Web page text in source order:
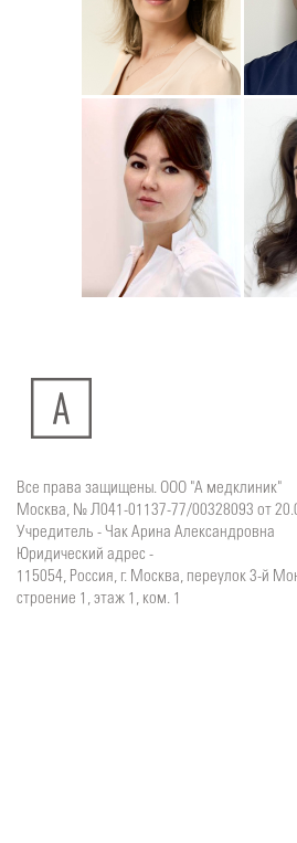
Подробнеео
Сейфетдинова
Юлия
Стоматолог-ортодонт
Подробнее о
Ситдикова
Стоматолог-хирург
Все права защищены. ООО "А медклиник"
Москва, № Л041-01137-77/00328093 от
Учредитель - Чак Арина Александровна
Юридический адрес -
115054, Россия, г. Москва, переулок 3-й
строение 1, этаж 1, ком. 1